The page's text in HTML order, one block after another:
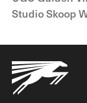
Studio Skoop